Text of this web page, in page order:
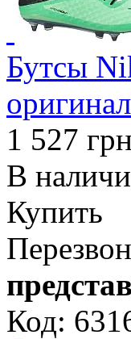
Бутсы
1 527
В
Купить
Код: